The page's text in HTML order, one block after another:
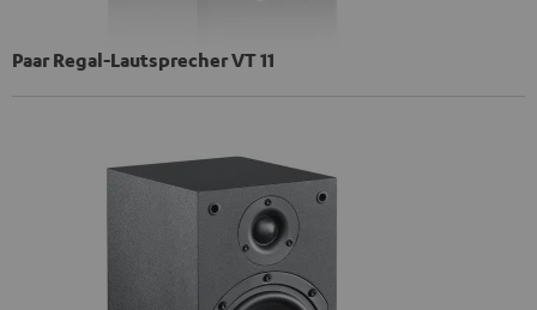
Paar Regal-Lautsprecher VT 11